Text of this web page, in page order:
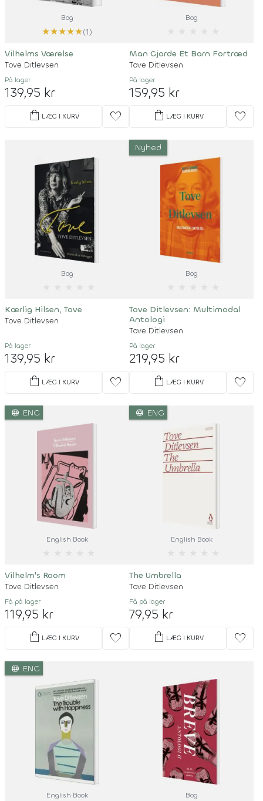
Bog
★★★★★(1)
Vilhelms Værelse
Tove Ditlevsen
På lager
139,95 kr
shopping_bag LÆG I KURV favorite
Bog
Man Gjorde Et Barn Fortræd
Tove Ditlevsen
På lager
159,95 kr
shopping_bag LÆG I KURV favorite
Bog
Kærlig Hilsen, Tove
Tove Ditlevsen
På lager
139,95 kr
shopping_bag LÆG I KURV favorite
Nyhed
Bog
Tove Ditlevsen: Multimodal
Antologi
Tove Ditlevsen
På lager
219,95 kr
shopping_bag LÆG I KURV favorite
language ENG
English Book
Vilhelm's Room
Tove Ditlevsen
Få på lager
119,95 kr
shopping_bag LÆG I KURV favorite
language ENG
English Book
The Umbrella
Tove Ditlevsen
Få på lager
79,95 kr
shopping_bag LÆG I KURV favorite
language ENG
English Book Bog